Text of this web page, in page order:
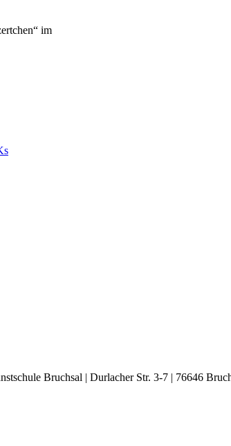
im
Bruchsal | Durlacher Str. 3-7 | 76646